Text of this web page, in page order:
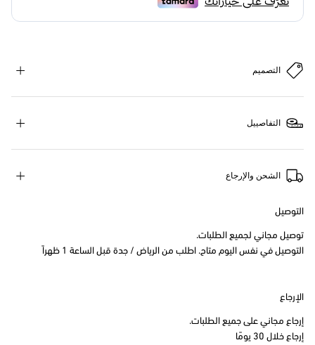
التصميم
التفاصييل
الشحن والإرجاع
التوصيل
توصيل مجاني لجميع الطلبات.
التوصيل في نفس اليوم متاح. اطلب من الرياض / جدة قبل الساعة 1 ظهراً
الإرجاع
إرجاع مجاني على جميع الطلبات.
إرجاع خلال 30 يومًا